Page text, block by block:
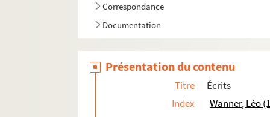
Correspondance
Documentation
Présentation du contenu
Titre
Écrits
Index
Wanner, Léo